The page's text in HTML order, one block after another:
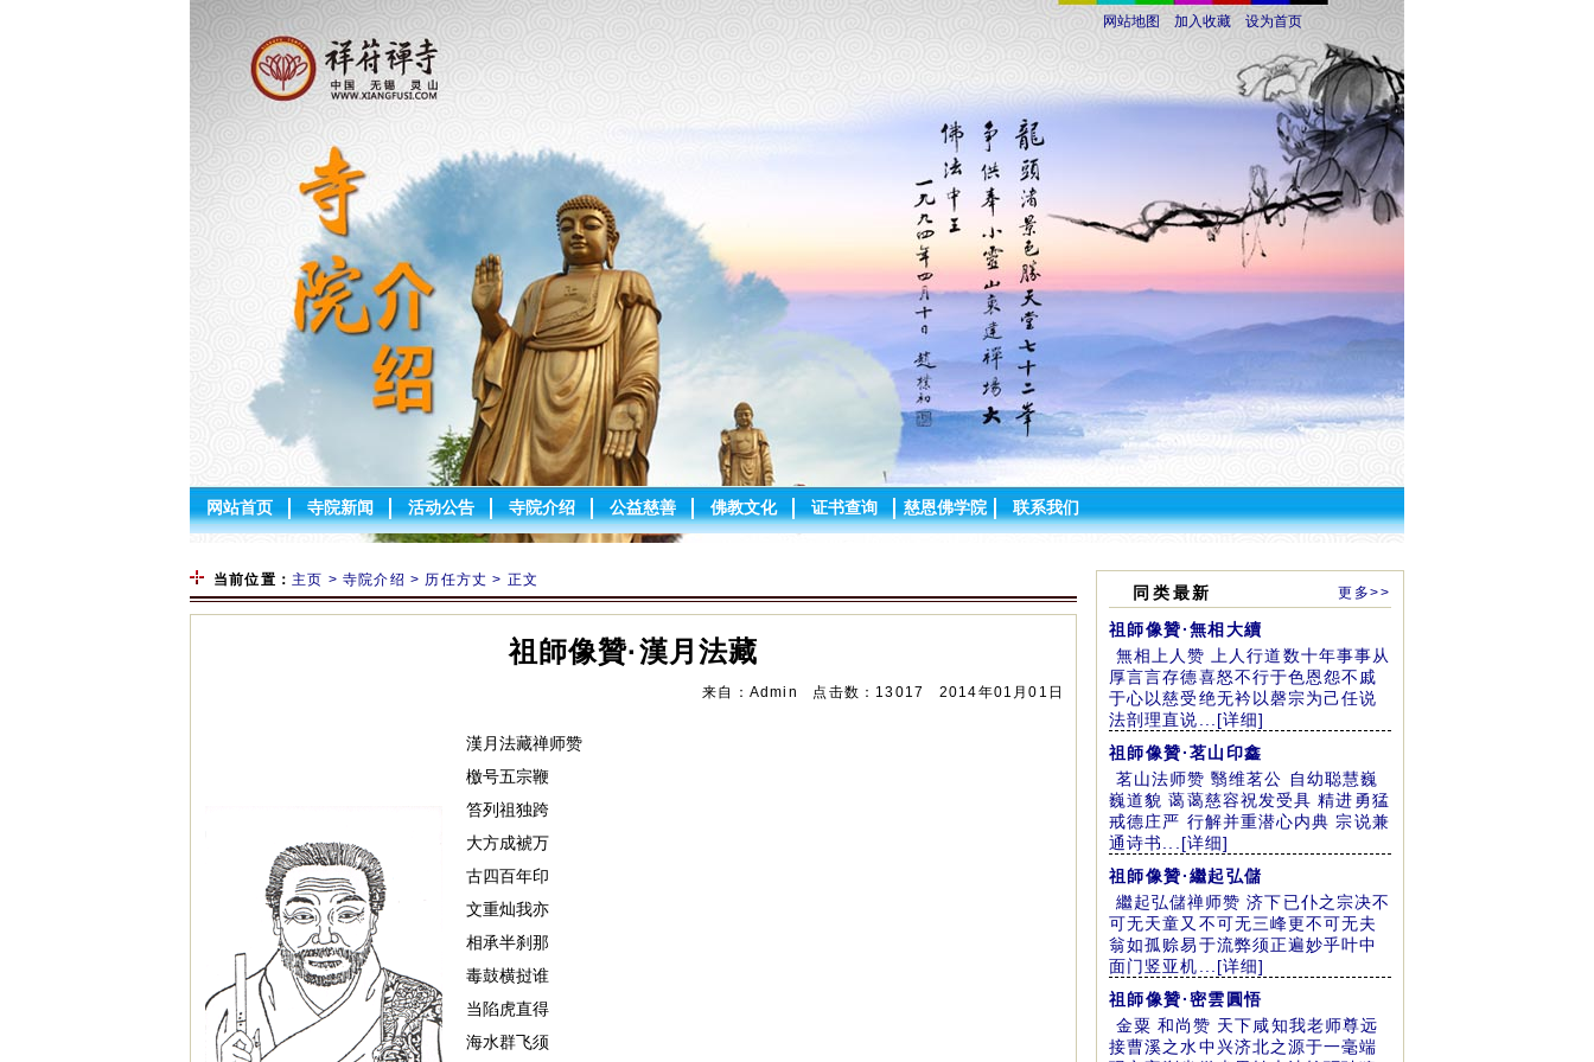
网站地图 加入收藏 设为首页
网站首页 寺院新闻 活动公告 寺院介绍 公益慈善 佛教文化 证书查询 慈恩佛学院 联系我们
当前位置： 主页 >寺院介绍 > 历任方丈 > 正文
祖師像贊·漢月法藏
来自：Admin 点击数：13017 2014年01月01日
漢月法藏禅师赞
檄号五宗鞭
笞列祖独跨
大方成裭万
古四百年印
文重灿我亦
相承半刹那
毒鼓横挝谁
当陷虎直得
海水群飞须
同类最新 更多>>
祖師像贊·無相大續
無相上人赞 上人行道数十年事事从
厚言言存德喜怒不行于色恩怨不戚
于心以慈受绝无衿以磬宗为己任说
法剖理直说...[详细]
祖師像贊·茗山印鑫
茗山法师赞 翳维茗公 自幼聪慧巍
巍道貌 蔼蔼慈容祝发受具 精进勇猛
戒德庄严 行解并重潜心内典 宗说兼
通诗书...[详细]
祖師像贊·繼起弘儲
繼起弘儲禅师赞 济下已仆之宗决不
可无天童又不可无三峰更不可无夫
翁如孤赊易于流弊须正遍妙乎叶中
面门竖亚机...[详细]
祖師像贊·密雲圓悟
金粟 和尚赞 天下咸知我老师尊远
接曹溪之水中兴济北之源于一毫端